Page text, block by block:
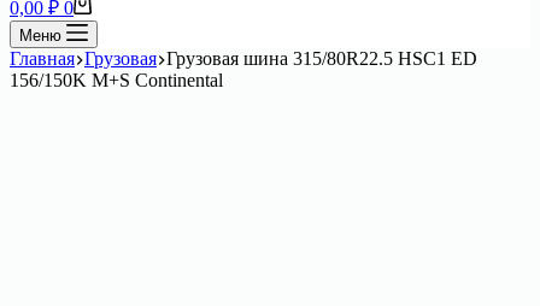
0,00 ₽ 0
Меню
Главная Грузовая Грузовая шина 315/80R22.5 HSC1 ED
156/150K M+S Continental